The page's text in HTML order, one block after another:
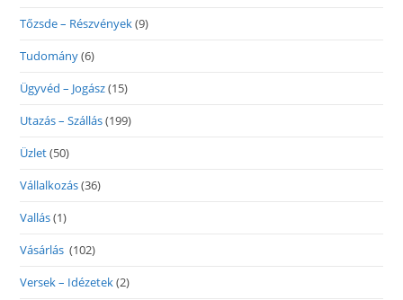
Tőzsde – Részvények(9)
Tudomány(6)
Ügyvéd – Jogász(15)
Utazás – Szállás(199)
Üzlet(50)
Vállalkozás(36)
Vallás(1)
Vásárlás (102)
Versek – Idézetek(2)